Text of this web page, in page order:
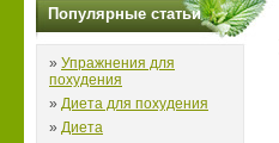
Популярные статьи
» Упражнения для
похудения
» Диета для похудения
» Диета